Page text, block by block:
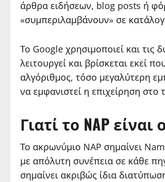
άρθρα ειδήσεων, blog posts ή
«συμπεριλαμβάνουν» σε
Το Google χρησιμοποιεί και τις
λειτουργεί και βρίσκεται εκεί
αλγόριθμος, τόσο μεγαλύτερη
να εμφανιστεί η επιχείρηση στο
Γιατί το NAP
Το ακρωνύμιο NAP σημαίνει
με απόλυτη συνέπεια σε κάθε
σημαίνει ακριβώς ίδια